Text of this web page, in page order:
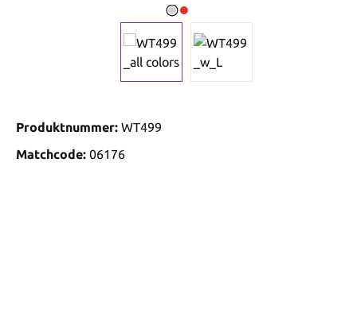
Produktnummer: WT499
Matchcode: 06176